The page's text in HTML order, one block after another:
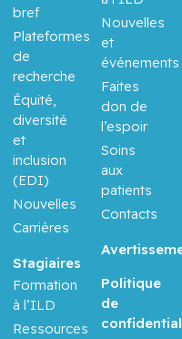
Stagiaires
Formation
à l’ILD
Ressources
bref
Plateformes
de
recherche
Équité,
diversité
et
inclusion
(EDI)
Nouvelles
Carrières
Nouvelles
et
événements
Faites
don de
l’espoir
Soins
aux
patients
Contacts
Politique
de